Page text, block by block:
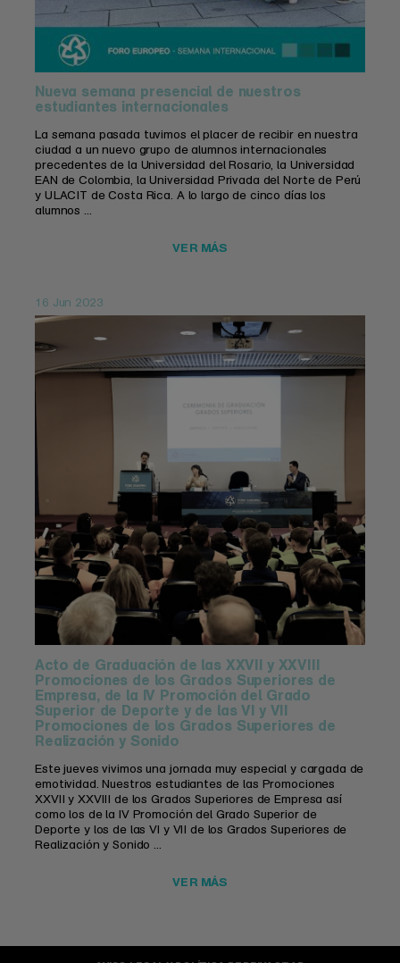
Nueva semana presencial de nuestros
estudiantes internacionales
La semana pasada tuvimos el placer de recibir en nuestra
ciudad a un nuevo grupo de alumnos internacionales
precedentes de la Universidad del Rosario, la Universidad
EAN de Colombia, la Universidad Privada del Norte de Perú
y ULACIT de Costa Rica. A lo largo de cinco días los
alumnos ...
VER MÁS
16 Jun 2023
Acto de Graduación de las XXVII y XXVIII
Promociones de los Grados Superiores de
Empresa, de la IV Promoción del Grado
Superior de Deporte y de las VI y VII
Promociones de los Grados Superiores de
Realización y Sonido
Este jueves vivimos una jornada muy especial y cargada de
emotividad. Nuestros estudiantes de las Promociones
XXVII y XXVIII de los Grados Superiores de Empresa así
como los de la IV Promoción del Grado Superior de
Deporte y los de las VI y VII de los Grados Superiores de
Realización y Sonido ...
VER MÁS